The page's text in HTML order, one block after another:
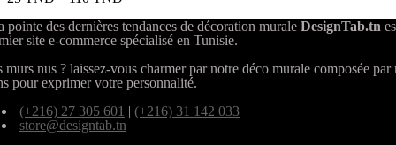
pointe des dernières tendances de décoration murale DesignTab.tn
site e-commerce spécialisé en Tunisie.
murs nus ? laissez-vous charmer par notre déco murale composée par
pour exprimer votre personnalité.
(+216) 27 305 601 | (+216) 31 142 033
store@designtab.tn